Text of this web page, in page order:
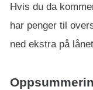
Hvis du da
har penger til
ned ekstra på